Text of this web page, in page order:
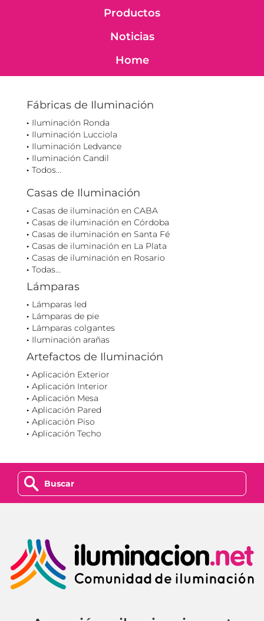
Productos
Noticias
Home
Fábricas de Iluminación
Iluminación Ronda
Iluminación Lucciola
Iluminación Ledvance
Iluminación Candil
Todos...
Casas de Iluminación
Casas de iluminación en CABA
Casas de iluminación en Córdoba
Casas de iluminación en Santa Fé
Casas de iluminación en La Plata
Casas de iluminación en Rosario
Todas...
Lámparas
Lámparas led
Lámparas de pie
Lámparas colgantes
Iluminación arañas
Artefactos de Iluminación
Aplicación Exterior
Aplicación Interior
Aplicación Mesa
Aplicación Pared
Aplicación Piso
Aplicación Techo
z